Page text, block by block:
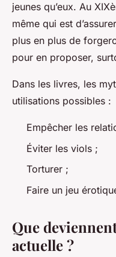
jeunes qu’eux. Au
même qui est
plus en plus de
pour en proposer,
Dans les livres, les
utilisations possibles :
Empêcher les
Éviter les viols ;
Torturer ;
Faire un jeu
Que
actuelle ?